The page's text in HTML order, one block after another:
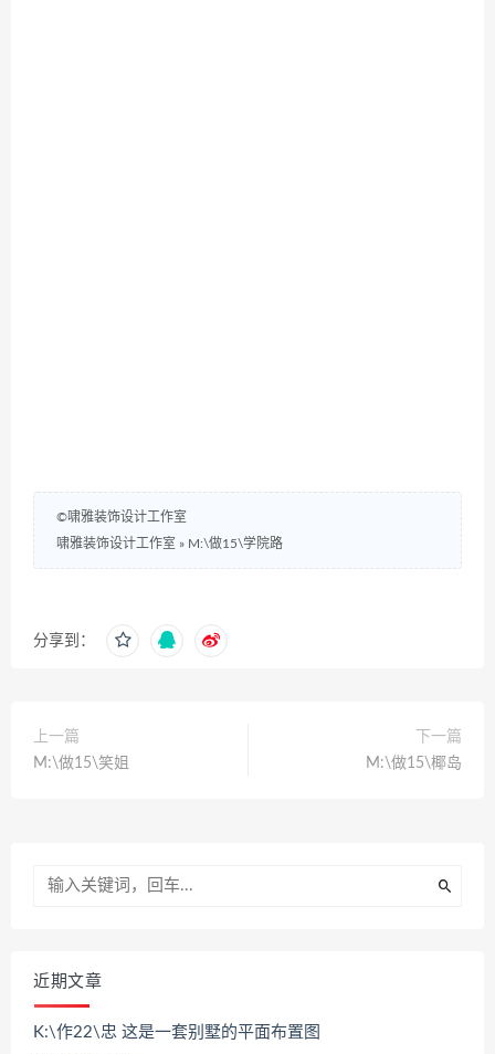
©啸雅装饰设计工作室
啸雅装饰设计工作室 » M:\做15\学院路
分享到：
上一篇
M:\做15\笑姐
下一篇
M:\做15\椰岛
近期文章
K:\作22\忠 这是一套别墅的平面布置图